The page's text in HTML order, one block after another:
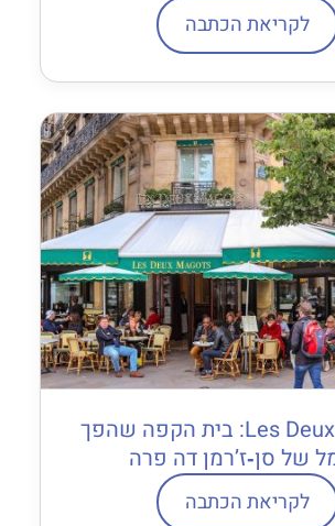
לקריאת הכתבה
Les Deux Magots: בית הקפה שהפך
של סן‐ז’רמן דה פרה
לקריאת הכתבה